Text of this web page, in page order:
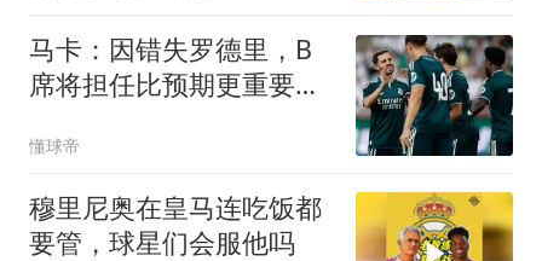
马卡：因错失罗德里，B
席将担任比预期更重要的
懂球帝
穆里尼奥在皇马连吃饭都
要管，球星们会服他吗